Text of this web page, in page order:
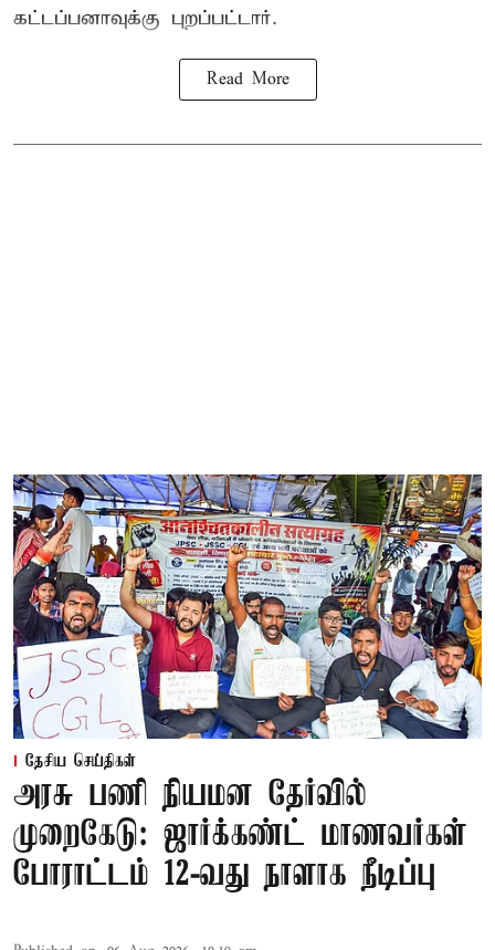
கட்டப்பனாவுக்கு புறப்பட்டார்.
Read More
தேசிய செய்திகள்
அரசு பணி நியமன தேர்வில்
முறைகேடு: ஜார்க்கண்ட் மாணவர்கள்
போராட்டம் 12-வது நாளாக நீடிப்பு